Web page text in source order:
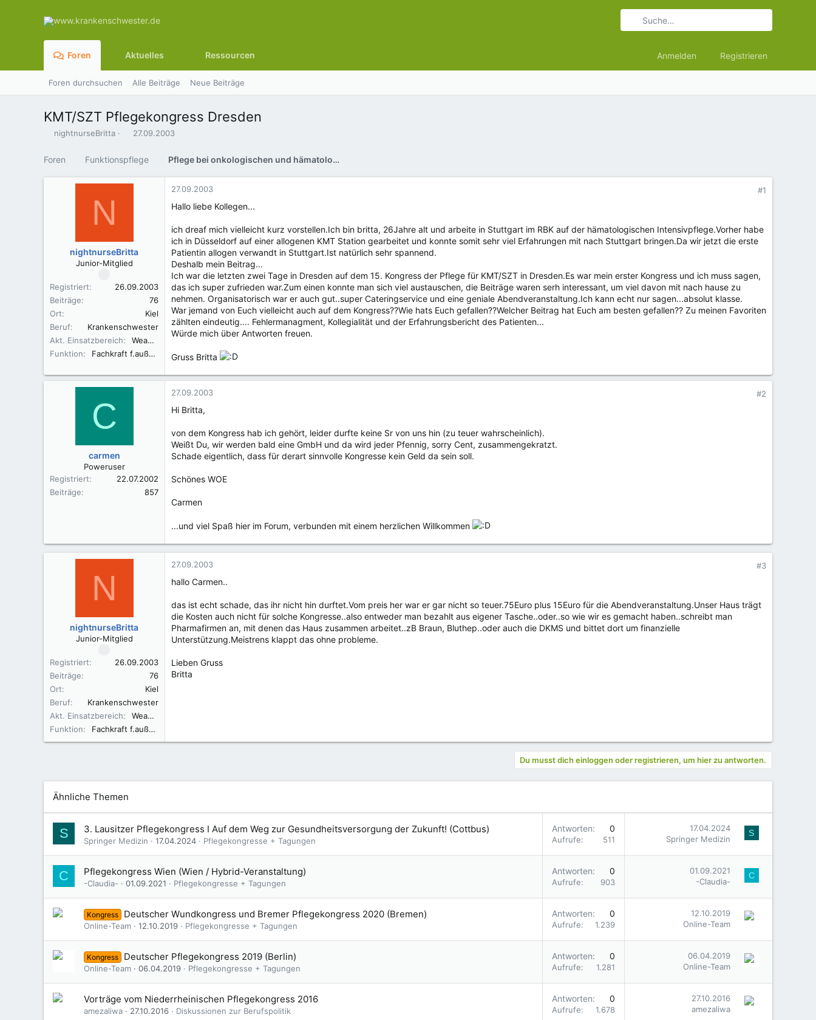
Foren Aktuelles Ressourcen Anmelden Registrieren
Foren durchsuchen Alle Beiträge Neue Beiträge
KMT/SZT Pflegekongress Dresden
E
t
e
nightnurseBritta
E
t
e
27.09.2003
Foren Funktionspflege Pflege bei onkologischen und hämatologischen Erkrankungen
N
nightnurseBritta
Junior-Mitglied
Registriert
26.09.2003
Beiträge
76
Ort
Kiel
Beruf
Krankenschwester
Akt. Einsatzbereich
Weaning Station
Funktion
Fachkraft f.außerklinische Intensivpflege
27.09.2003 #1
Hallo liebe Kollegen...
ich dreaf mich vielleicht kurz vorstellen.Ich bin britta, 26Jahre alt und arbeite in Stuttgart im RBK auf der hämatologischen Intensivpflege.Vorher habe
ich in Düsseldorf auf einer allogenen KMT Station gearbeitet und konnte somit sehr viel Erfahrungen mit nach Stuttgart bringen.Da wir jetzt die erste
Patientin allogen verwandt in Stuttgart.Ist natürlich sehr spannend.
Deshalb mein Beitrag...
Ich war die letzten zwei Tage in Dresden auf dem 15. Kongress der Pflege für KMT/SZT in Dresden.Es war mein erster Kongress und ich muss sagen,
das ich super zufrieden war.Zum einen konnte man sich viel austauschen, die Beiträge waren serh interessant, um viel davon mit nach hause zu
nehmen. Organisatorisch war er auch gut..super Cateringservice und eine geniale Abendveranstaltung.Ich kann echt nur sagen...absolut klasse.
War jemand von Euch vielleicht auch auf dem Kongress??Wie hats Euch gefallen??Welcher Beitrag hat Euch am besten gefallen?? Zu meinen Favoriten
zählten eindeutig.... Fehlermanagment, Kollegialität und der Erfahrungsbericht des Patienten...
Würde mich über Antworten freuen.
Gruss Britta
C
carmen
Poweruser
Registriert
22.07.2002
Beiträge
857
27.09.2003 #2
Hi Britta,
von dem Kongress hab ich gehört, leider durfte keine Sr von uns hin (zu teuer wahrscheinlich).
Weißt Du, wir werden bald eine GmbH und da wird jeder Pfennig, sorry Cent, zusammengekratzt.
Schade eigentlich, dass für derart sinnvolle Kongresse kein Geld da sein soll.
Schönes WOE
Carmen
...und viel Spaß hier im Forum, verbunden mit einem herzlichen Willkommen
N
nightnurseBritta
Junior-Mitglied
Registriert
26.09.2003
Beiträge
76
Ort
Kiel
Beruf
Krankenschwester
Akt. Einsatzbereich
Weaning Station
Funktion
Fachkraft f.außerklinische Intensivpflege
27.09.2003 #3
hallo Carmen..
das ist echt schade, das ihr nicht hin durftet.Vom preis her war er gar nicht so teuer.75Euro plus 15Euro für die Abendveranstaltung.Unser Haus trägt
die Kosten auch nicht für solche Kongresse..also entweder man bezahlt aus eigener Tasche..oder..so wie wir es gemacht haben..schreibt man
Pharmafirmen an, mit denen das Haus zusammen arbeitet..zB Braun, Bluthep..oder auch die DKMS und bittet dort um finanzielle
Unterstützung.Meistrens klappt das ohne probleme.
Lieben Gruss
Britta
Du musst dich einloggen oder registrieren, um hier zu antworten.
Ähnliche Themen
S 3. Lausitzer Pflegekongress I Auf dem Weg zur Gesundheitsversorgung der Zukunft! (Cottbus)
Springer Medizin 17.04.2024 Pflegekongresse + Tagungen
Antworten 0
Aufrufe 511
17.04.2024
Springer Medizin
S
C Pflegekongress Wien (Wien / Hybrid-Veranstaltung)
-Claudia- 01.09.2021 Pflegekongresse + Tagungen
Antworten 0
Aufrufe 903
01.09.2021
-Claudia-
C
Kongress Deutscher Wundkongress und Bremer Pflegekongress 2020 (Bremen)
Online-Team 12.10.2019 Pflegekongresse + Tagungen
Antworten 0
Aufrufe 1.239
12.10.2019
Online-Team
Kongress Deutscher Pflegekongress 2019 (Berlin)
Online-Team 06.04.2019 Pflegekongresse + Tagungen
Antworten 0
Aufrufe 1.281
06.04.2019
Online-Team
Vorträge vom Niederrheinischen Pflegekongress 2016
amezaliwa 27.10.2016 Diskussionen zur Berufspolitik
Antworten 0
Aufrufe 1.678
27.10.2016
amezaliwa